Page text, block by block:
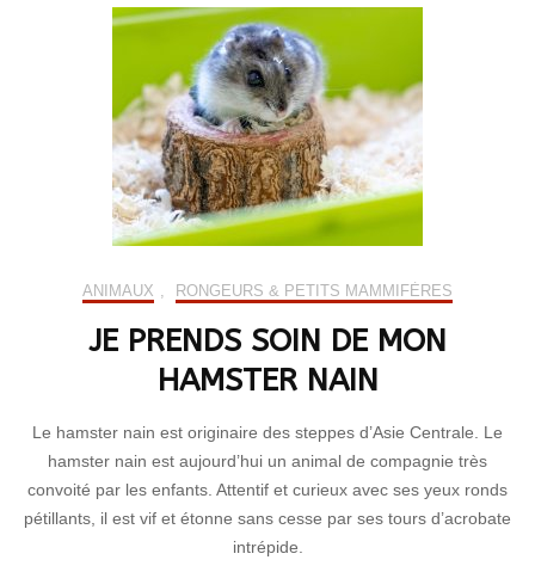
ANIMAUX , RONGEURS & PETITS MAMMIFÈRES
JE PRENDS SOIN DE MON
HAMSTER NAIN
Le hamster nain est originaire des steppes d’Asie Centrale. Le
hamster nain est aujourd’hui un animal de compagnie très
convoité par les enfants. Attentif et curieux avec ses yeux ronds
pétillants, il est vif et étonne sans cesse par ses tours d’acrobate
intrépide.